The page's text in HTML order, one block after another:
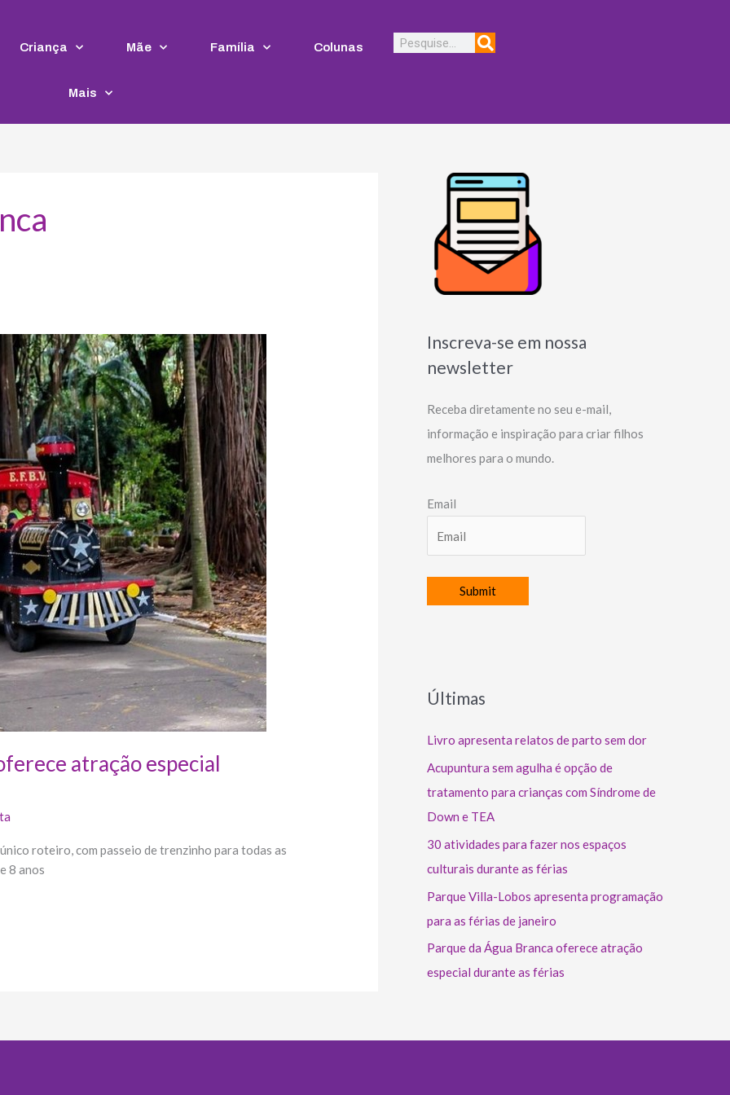
Criança Mãe Família Colunas
Mais
atração especial
roteiro, com passeio de trenzinho para todas as
8 anos
Inscreva-se em nossa
newsletter
Receba diretamente no seu e-mail,
informação e inspiração para criar filhos
melhores para o mundo.
Email
Últimas
Livro apresenta relatos de parto sem dor
Acupuntura sem agulha é opção de
tratamento para crianças com Síndrome de
Down e TEA
30 atividades para fazer nos espaços
culturais durante as férias
Parque Villa-Lobos apresenta programação
para as férias de janeiro
Parque da Água Branca oferece atração
especial durante as férias